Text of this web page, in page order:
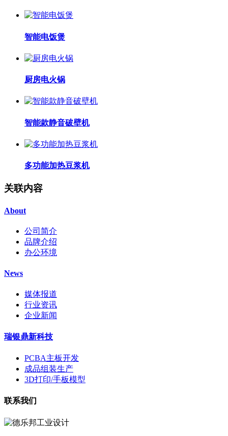
智能电饭煲
厨房电火锅
智能款静音破壁机
多功能加热豆浆机
关联内容
About
公司简介
品牌介绍
办公环境
News
媒体报道
行业资讯
企业新闻
瑞银鼎新科技
PCBA主板开发
成品组装生产
3D打印/手板模型
联系我们